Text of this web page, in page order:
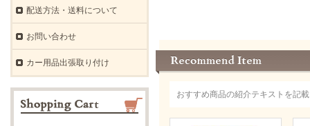
おすすめ商品の紹介テキストを記
配送方法・送料について
お問い合わせ
カー用品出張取り付け